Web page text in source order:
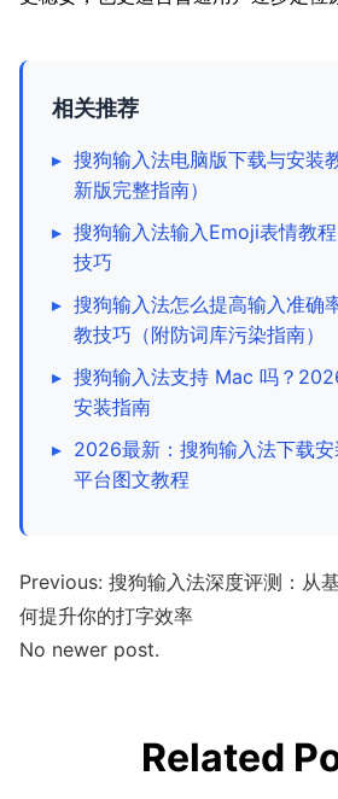
相关推荐
▸ 搜狗输入法电脑版下载与安装
新版完整指南）
▸ 搜狗输入法输入Emoji表情教
技巧
▸ 搜狗输入法怎么提高输入准确
教技巧（附防词库污染指南）
▸ 搜狗输入法支持 Mac 吗？
安装指南
▸ 2026最新：搜狗输入法下载
平台图文教程
Previous: 搜狗输入法深度评测：从
何提升你的打字效率
No newer post.
Related